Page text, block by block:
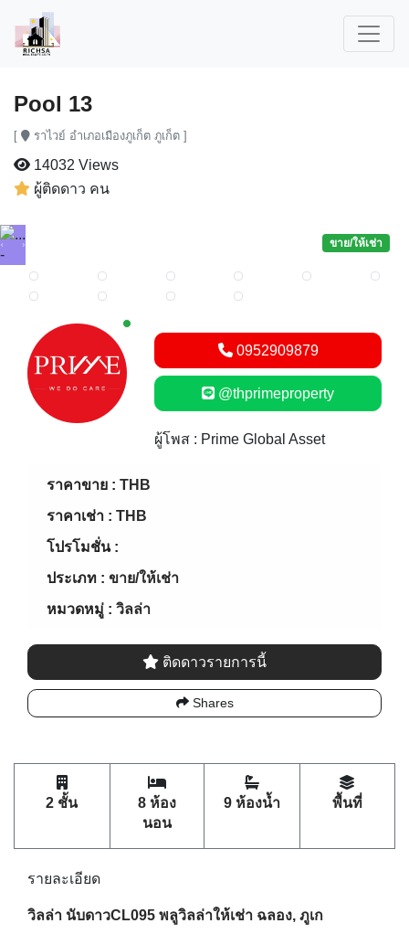
Pool 13
[ ราไวย์ อำเภอเมืองภูเก็ต ภูเก็ต ]
14032 Views
ผู้ติดดาว คน
Previous
ขาย/ให้เช่า
New alerts
0952909879
@thprimeproperty
ผู้โพส : Prime Global Asset
ราคาขาย : THB
ราคาเช่า : THB
โปรโมชั่น :
ประเภท : ขาย/ให้เช่า
หมวดหมู่ : วิลล่า
ติดดาวรายการนี้
Shares
2 ชั้น
8 ห้อง
นอน
9 ห้องน้ำ พื้นที่
รายละเอียด
วิลล่า นับดาวCL095 พลูวิลล่าให้เช่า ฉลอง, ภูเก